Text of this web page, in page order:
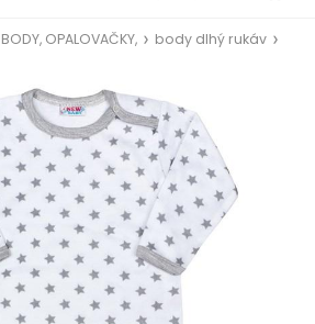
OPALOVAČKY, body dlhý rukáv